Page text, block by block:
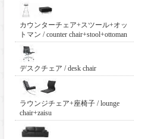
カウンターチェア+スツール+オッ
トマン / counter chair+stool+ottoman
デスクチェア / desk chair
ラウンジチェア+座椅子 / lounge
chair+zaisu